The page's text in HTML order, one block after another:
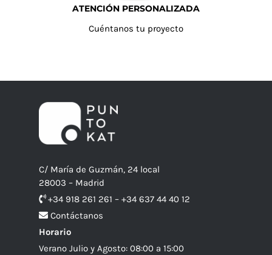
ATENCIÓN PERSONALIZADA
Cuéntanos tu proyecto
C/ María de Guzmán, 24 local
28003 – Madrid
+34 918 261 261 – +34 637 44 40 12
Contáctanos
Horario
Verano Julio y Agosto: 08:00 a 15:00